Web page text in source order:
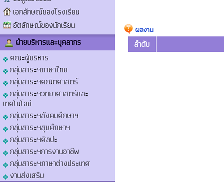
เอกลักษณ์ของโรงเรียน
อัตลักษณ์ของนักเรียน
ฝ่ายบริหารและบุคลากร
คณะผู้บริหาร
กลุ่มสาระฯภาษาไทย
กลุ่มสาระฯคณิตศาสตร์
กลุ่มสาระฯวิทยาศาสตร์และ
เทคโนโลยี
กลุ่มสาระฯสังคมศึกษาฯ
กลุ่มสาระฯสุขศึกษาฯ
กลุ่มสาระฯศิลปะ
กลุ่มสาระฯการงานอาชีพ
กลุ่มสาระฯภาษาต่างประเทศ
งานส่งเสริม
ผลงาน
ลำดับ